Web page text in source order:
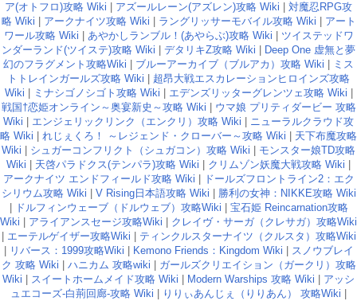
ア(オトフロ)攻略 Wiki
アズールレーン(アズレン)攻略 Wiki
対魔忍RPG攻
略 Wiki
アークナイツ攻略 Wiki ラングリッサーモバイル攻略 Wiki
アート
ワール攻略 Wiki
あやかしランブル！(あやらぶ)攻略 Wiki
ツイステッドワ
ンダーランド(ツイステ)攻略 Wiki
デタリキZ攻略 Wiki
Deep One 虚無と夢
幻のフラグメント攻略Wiki
ブルーアーカイブ（ブルアカ）攻略 Wiki
ミス
トトレインガールズ攻略 Wiki
超昂大戦エスカレーションヒロインズ攻略
Wiki
ミナシゴノシゴト攻略 Wiki エデンズリッターグレンツェ攻略 Wiki
戦国†恋姫オンライン～奥宴新史～攻略 Wiki
ウマ娘 プリティダービー 攻略
Wiki
エンジェリックリンク（エンクリ）攻略 Wiki
ニューラルクラウド攻
略 Wiki
れじぇくろ！ ～レジェンド・クローバー～攻略 Wiki
天下布魔攻略
Wiki
シュガーコンフリクト（シュガコン）攻略 Wiki
モンスター娘TD攻略
Wiki
天啓パラドクス(テンパラ)攻略 Wiki クリムゾン妖魔大戦攻略 Wiki
アークナイツ エンドフィールド攻略 Wiki
ドールズフロントライン2：エク
シリウム攻略 Wiki
V Rising日本語攻略 Wiki
勝利の女神：NIKKE攻略 Wiki
ドルフィンウェーブ（ドルウェブ）攻略Wiki
宝石姫 Reincarnation攻略
Wiki
アライアンスセージ攻略Wiki
クレイヴ・サーガ（クレサガ）攻略Wiki
エーテルゲイザー攻略Wiki
ティンクルスターナイツ（クルスタ）攻略Wiki
リバース：1999攻略Wiki Kemono Friends：Kingdom Wiki
スノウブレイ
ク 攻略 Wiki
ハニカム 攻略wiki
ガールズクリエイション（ガークリ）攻略
Wiki
スイートホームメイド攻略 Wiki Modern Warships 攻略 Wiki
アッシ
ュエコーズ-白荊回廊-攻略 Wiki
りりぃあんじぇ（りりあん） 攻略Wiki